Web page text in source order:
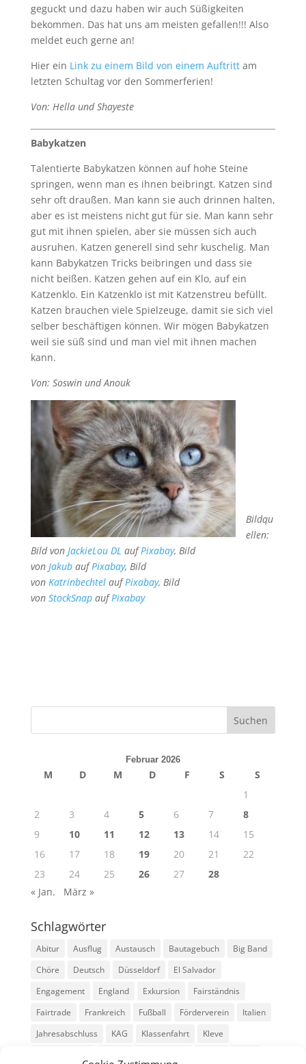
geguckt und dazu haben wir auch Süßigkeiten
bekommen. Das hat uns am meisten gefallen!!! Also
meldet euch gerne an!
Hier ein Link zu einem Bild von einem Auftrittam
letzten Schultag vor den Sommerferien!
Von: Hella und Shayeste
Babykatzen
Talentierte Babykatzen können auf hohe Steine
springen, wenn man es ihnen beibringt. Katzen sind
sehr oft draußen. Man kann sie auch drinnen halten,
aber es ist meistens nicht gut für sie. Man kann sehr
gut mit ihnen spielen, aber sie müssen sich auch
ausruhen. Katzen generell sind sehr kuschelig. Man
kann Babykatzen Tricks beibringen und dass sie
nicht beißen. Katzen gehen auf ein Klo, auf ein
Katzenklo. Ein Katzenklo ist mit Katzenstreu befüllt.
Katzen brauchen viele Spielzeuge, damit sie sich viel
selber beschäftigen können. Wir mögen Babykatzen
weil sie süß sind und man viel mit ihnen machen
kann.
Von: Soswin und Anouk
Bildqu
ellen:
Bild von JackieLou DL aufPixabay, Bild
von JakubaufPixabay, Bild
von KatrinbechtelaufPixabay, Bild
von StockSnapaufPixabay
Februar 2026
M D M D F S
S
1
2
3 4 5 6 7
8
9
10 11 12 13 14
15
16
17 18 19 20 21
22
23
24 25 26 27
28
« Jan.
März »
Schlagwörter
Abitur Ausflug Austausch Bautagebuch
Big Band
Chöre
Deutsch Düsseldorf
El Salvador
Engagement
England Exkursion
Fairständnis
Fairtrade
Frankreich Fußball Förderverein
Italien
Jahresabschluss
KAG Klassenfahrt
Kleve